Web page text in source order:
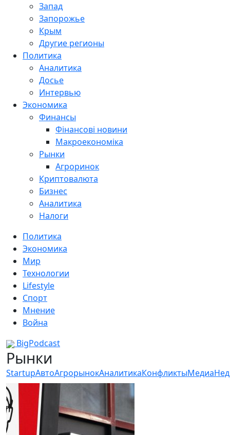
Запад
Запорожье
Крым
Другие регионы
Политика
Аналитика
Досье
Интервью
Экономика
Финансы
Фінансові новини
Макроекономіка
Рынки
Агроринок
Криптовалюта
Бизнес
Аналитика
Налоги
Политика
Экономика
Мир
Технологии
Lifestyle
Спорт
Мнение
Война
BigPodcast
Рынки
StartupАвтоАгрорынокАналитикаКонфликтыМедиа